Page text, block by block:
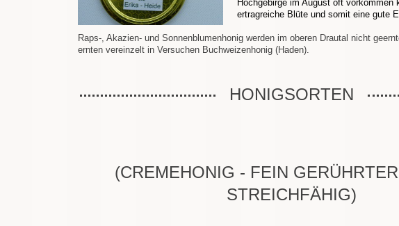
Hochgebirge im August oft vorkommen
ertragreiche Blüte und somit eine gute
Raps-, Akazien- und Sonnenblumenhonig werden im oberen Drautal nicht
ernten vereinzelt in Versuchen Buchweizenhonig (Haden).
HONIGSORTEN
(CREMEHONIG - FEIN
STREICHFÄHIG)